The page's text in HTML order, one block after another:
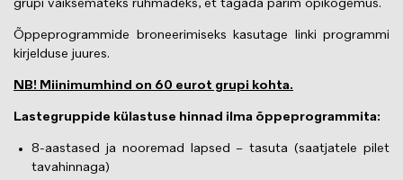
grupi väiksemateks rühmadeks, et tagada parim õpikogemus.
Õppeprogrammide broneerimiseks kasutage linki programmi
kirjelduse juures.
NB! Miinimumhind on 60 eurot grupi kohta.
Lastegruppide külastuse hinnad ilma õppeprogrammita:
8-aastased ja nooremad lapsed – tasuta (saatjatele pilet
tavahinnaga)